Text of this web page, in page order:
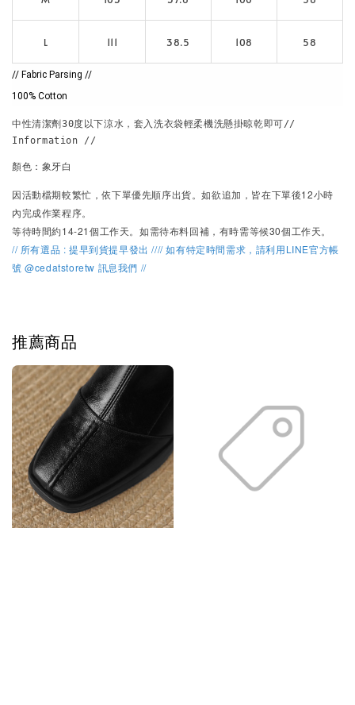
L 111 38.5 108 58
// Fabric Parsing //
100% Cotton
中性清潔劑30度以下涼水，套入洗衣袋輕柔機洗懸掛晾乾即可//
Information //
顏色：象牙白
因活動檔期較繁忙，依下單優先順序出貨。如欲追加，皆在下單後12小時
內完成作業程序。
等待時間約14-21個工作天。如需待布料回補，有時需等候30個工作天。
// 所有選品 : 提早到貨提早發出 //// 如有特定時間需求，請利用LINE官方帳
號 @cedatstoretw 訊息我們 //
推薦商品